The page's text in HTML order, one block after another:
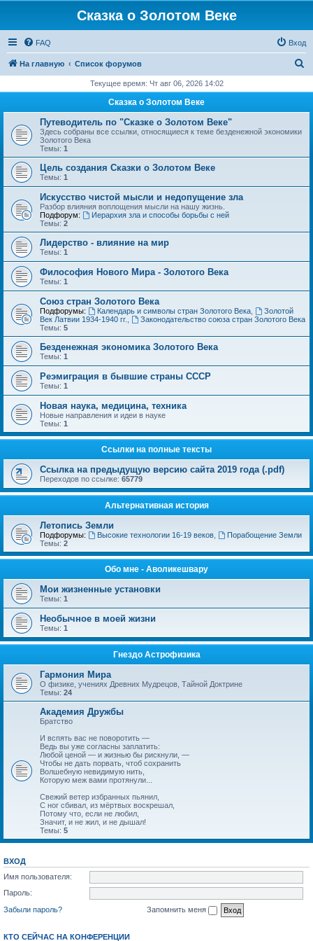
Сказка о Золотом Веке
FAQ Вход
На главную Список форумов
с
Текущее время: Чт авг 06, 2026 14:02
Сказка о Золотом Веке
Путеводитель по "Сказке о Золотом Веке"
Здесь собраны все ссылки, относящиеся к теме безденежной экономики
Золотого Века
Темы: 1
Цель создания Сказки о Золотом Веке
Темы: 1
Искусство чистой мысли и недопущение зла
Разбор влияния воплощения мысли на нашу жизнь.
Подфорум:
Иерархия зла и способы борьбы с ней
Темы: 2
Лидерство - влияние на мир
Темы: 1
Философия Нового Мира - Золотого Века
Темы: 1
Cоюз стран Золотого Века
Подфорумы: Календарь и символы стран Золотого Века,
Золотой
Век Латвии 1934-1940 гг.
Законодательство союза стран Золотого Века
Темы: 5
Безденежная экономика Золотого Века
Темы: 1
Реэмиграция в бывшие страны СССР
Темы: 1
Новая наука, медицина, техника
Новые направления и идеи в науке
Темы: 1
Ссылки на полные тексты
Ссылка на предыдущую версию сайта 2019 года (.pdf)
Переходов по ссылке: 65779
Альтернативная история
Летопись Земли
Подфорумы: Высокие технологии 16-19 веков,
Порабощение Земли
Темы: 2
Обо мне - Аволикешвару
Мои жизненные установки
Темы: 1
Необычное в моей жизни
Темы: 1
Гнездо Астрофизика
Гармония Мира
О физике, учениях Древних Мудрецов, Тайной Доктрине
Темы: 24
Академия Дружбы
Братство
И вспять вас не поворотить —
Ведь вы уже согласны заплатить:
Любой ценой — и жизнью бы рискнули, —
Чтобы не дать порвать, чтоб сохранить
Волшебную невидимую нить,
Которую меж вами протянули...
Свежий ветер избранных пьянил,
С ног сбивал, из мёртвых воскрешал,
Потому что, если не любил,
Значит, и не жил, и не дышал!
Темы: 5
ВХОД
Имя пользователя:
Пароль:
Забыли пароль?
Запомнить меня
КТО СЕЙЧАС НА КОНФЕРЕНЦИИ